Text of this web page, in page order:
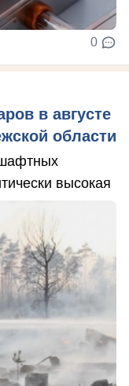
0
в августе
области
высокая